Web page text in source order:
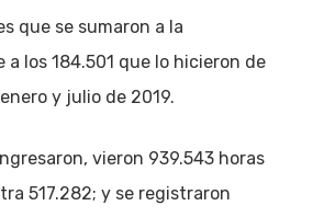
que se sumaron a la
los 184.501 que lo hicieron de
y julio de 2019.
vieron 939.543 horas
517.282; y se registraron